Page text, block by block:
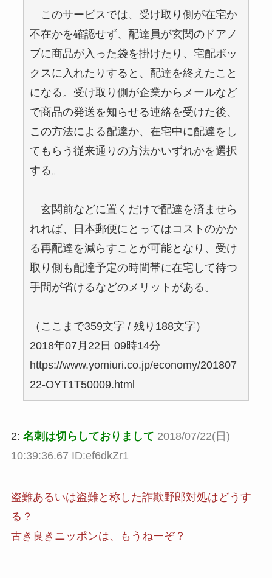
このサービスでは、受け取り側が在宅か
不在かを確認せず、配達員が玄関のドアノ
ブに商品が入った袋を掛けたり、宅配ボッ
クスに入れたりすると、配達を終えたこと
になる。受け取り側が企業からメールなど
で商品の発送を知らせる連絡を受けた後、
この方法による配達か、在宅中に配達をし
てもらう従来通りの方法かいずれかを選択
する。
玄関前などに置くだけで配達を済ませら
れれば、日本郵便にとってはコストのかか
る再配達を減らすことが可能となり、受け
取り側も配達予定の時間帯に在宅して待つ
手間が省けるなどのメリットがある。
（ここまで359文字 / 残り188文字）
2018年07月22日 09時14分
https://www.yomiuri.co.jp/economy/201807
22-OYT1T50009.html
2: 名刺は切らしておりまして 2018/07/22(日)
10:39:36.67 ID:ef6dkZr1
盗難あるいは盗難と称した詐欺野郎対処はどうす
る？
古き良きニッポンは、もうねーぞ？